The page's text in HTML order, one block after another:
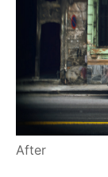
After